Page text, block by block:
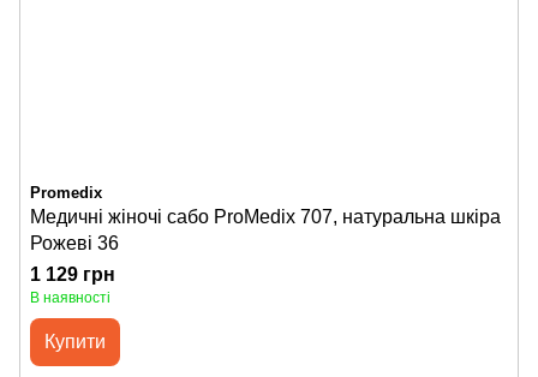
Promedix
Медичні жіночі сабо ProMedix 707, натуральна шкіра
Рожеві 36
1 129 грн
В наявності
Купити